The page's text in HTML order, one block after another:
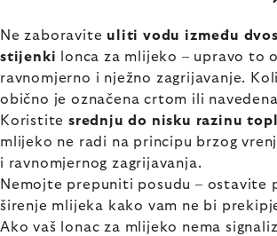
Ne zaboravite uliti vodu između
stijenki lonca za mlijeko – upravo to
ravnomjerno i nježno zagrijavanje.
obično je označena crtom ili
Koristite srednju do nisku razinu
mlijeko ne radi na principu brzog
i ravnomjernog zagrijavanja.
Nemojte prepuniti posudu – ostavite
širenje mlijeka kako vam ne bi
Ako vaš lonac za mlijeko nema